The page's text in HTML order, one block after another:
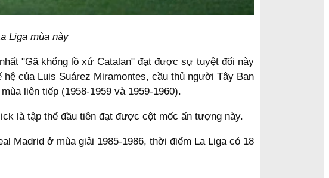
Liga mùa này
"Gã khổng lồ xứ Catalan" đạt được sự tuyệt đối này
của Luis Suárez Miramontes, cầu thủ người Tây Ban
liên tiếp (1958-1959 và 1959-1960).
là tập thể đầu tiên đạt được cột mốc ấn tượng này.
Madrid ở mùa giải 1985-1986, thời điểm La Liga có 18